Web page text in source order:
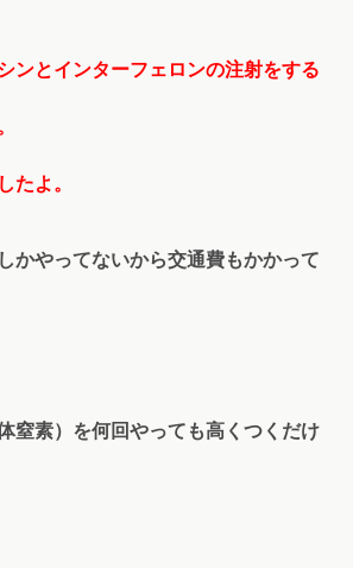
ンとインターフェロンの注射をする
たよ。
かやってないから交通費もかかって
窒素）を何回やっても高くつくだけ